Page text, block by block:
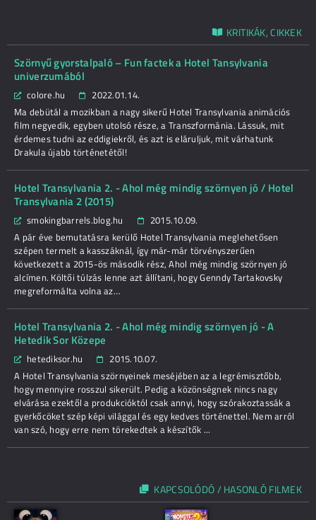
KRITIKÁK, CIKKEK
Szörnyű gyorstalpaló – Fun factek a Hotel Tansylvania
univerzumából
colore.hu
2022.01.14.
Ma debütál a mozikban a nagy sikerű Hotel Transylvania animációs
film negyedik, egyben utolsó része, a Transzformánia. Lássuk, mit
érdemes tudni az eddigiekről, és azt is eláruljuk, mit várhatunk
Drakula újabb történetétől!
Hotel Transylvania 2. - Ahol még mindig szörnyen jó / Hotel
Transylvania 2 (2015)
smokingbarrels.blog.hu
2015.10.09.
A pár éve bemutatásra kerülő Hotel Transylvania meglehetősen
szépen termelt a kasszáknál, így már-már törvényszerűen
következett a 2015-ös második rész, Ahol még mindig szörnyen jó
alcímen. Költői túlzás lenne azt állítani, hogy Genndy Tartakovsky
megreformálta volna az…
Hotel Transylvania 2. - Ahol még mindig szörnyen jó - A
Hetedik Sor Közepe
hetediksor.hu
2015.10.07.
A Hotel Transylvania szörnyeinek meséjében az a legrémisztőbb,
hogy mennyire rosszul sikerült. Pedig a közönségnek nincs nagy
elvárása ezektől a produkcióktól csak annyi, hogy szórakoztassák a
gyerkőcöket szép képi világgal és egy kedves történettel. Nem arról
van szó, hogy erre nem törekedtek a készítők ...
KAPCSOLÓDÓ / HASONLÓ FILMEK